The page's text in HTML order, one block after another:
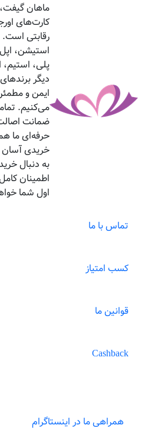
تماس با ما
کسب امتیاز
قوانین ما
Cashback
ماهان
کارت‌های
رقابتی است.
استیشن،
پلی،
دیگر
ایمن و
می‌کنیم.
ضمانت
حرفه‌ای ما
خریدی آسان
به دنبال
اطمینان
اول شما
همراهی ما در اینستاگرام